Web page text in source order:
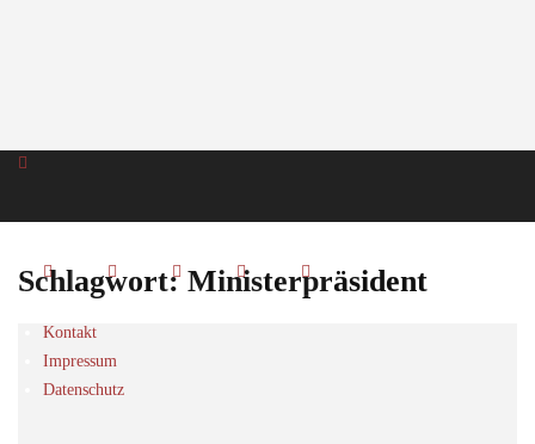
Kontakt
Impressum
Datenschutz
Schlagwort: Ministerpräsident